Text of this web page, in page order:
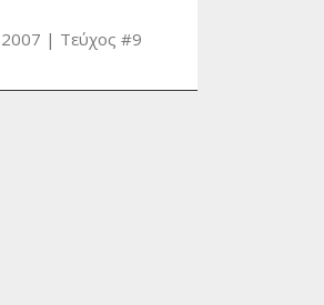
Τεύχος #9